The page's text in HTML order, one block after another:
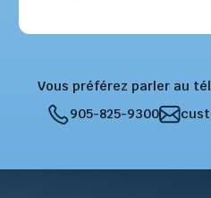
Vous préférez parler au
905-825-9300